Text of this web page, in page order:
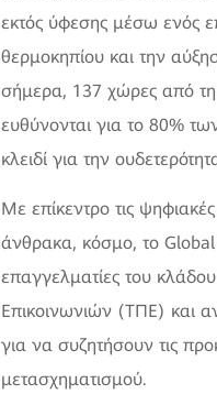
εκτός ύφεσης μέσω ενός
θερμοκηπίου και την
σήμερα, 137 χώρες από τη
ευθύνονται για το 80%
κλειδί για την
Με επίκεντρο τις
άνθρακα, κόσμο, το
επαγγελματίες του
Επικοινωνιών (ΤΠΕ) και
για να συζητήσουν τις
μετασχηματισμού.